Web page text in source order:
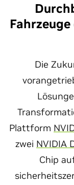
Die
Plattform
zwei NVIDIA
Chip